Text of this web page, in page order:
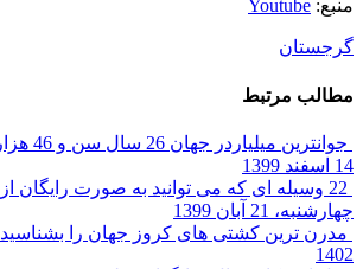
منبع: Youtube
گرجستان
مطالب مرتبط
جوانترین میلیاردر جهان 26 سال سن و 46 هزار هتل دارد!
14 اسفند 1399
22 وسیله ای که می توانید به صورت رایگان از هتل بردارید!
چهارشنبه، 21 آبان 1399
مدرن ترین کشتی های کروز جهان را بشناسید
1402